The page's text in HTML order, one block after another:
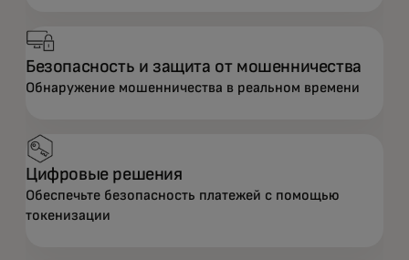
Безопасность и защита от мошенничества
Обнаружение мошенничества в реальном времени
Цифровые решения
Обеспечьте безопасность платежей с помощью
токенизации